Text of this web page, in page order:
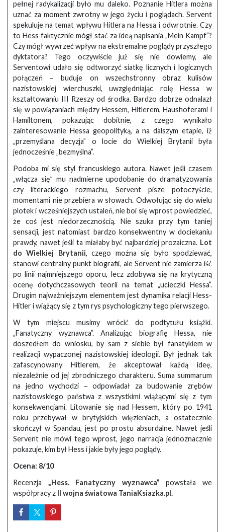
pełnej radykalizacji było mu daleko. Poznanie Hitlera można
uznać za moment zwrotny w jego życiu i poglądach. Servent
spekuluje na temat wpływu Hitlera na Hessa i odwrotnie. Czy
to Hess faktycznie mógł stać za ideą napisania „Mein Kampf”?
Czy mógł wywrzeć wpływ na ekstremalne poglądy przyszłego
dyktatora? Tego oczywiście już się nie dowiemy, ale
Serventowi udało się odtworzyć siatkę licznych i logicznych
połączeń – buduje on wszechstronny obraz kulisów
nazistowskiej wierchuszki, uwzględniając rolę Hessa w
kształtowaniu III Rzeszy od środka. Bardzo dobrze odnalazł
się w powiązaniach między Hessem, Hitlerem, Haushoferami i
Hamiltonem, pokazując dobitnie, z czego wynikało
zainteresowanie Hessa geopolityką, a na dalszym etapie, iż
„przemyślana decyzja” o locie do Wielkiej Brytanii była
jednocześnie „bezmyślna”.
Podoba mi się styl francuskiego autora. Nawet jeśli czasem
„włącza się” mu nadmierne upodobanie do dramatyzowania
czy literackiego rozmachu, Servent pisze potoczyście,
momentami nie przebiera w słowach. Odwołując się do wielu
plotek i wcześniejszych ustaleń, nie boi się wprost powiedzieć,
że coś jest niedorzecznością. Nie szuka przy tym taniej
sensacji, jest natomiast bardzo konsekwentny w dociekaniu
prawdy, nawet jeśli ta miałaby być najbardziej prozaiczna. Lot
do Wielkiej Brytanii, czego można się było spodziewać,
stanowi centralny punkt biografii, ale Servent nie zamierza iść
po linii najmniejszego oporu, lecz zdobywa się na krytyczną
ocenę dotychczasowych teorii na temat „ucieczki Hessa”.
Drugim najważniejszym elementem jest dynamika relacji Hess-
Hitler i wiążący się z tym rys psychologiczny tego pierwszego.
W tym miejscu musimy wrócić do podtytułu książki.
„Fanatyczny wyznawca”. Analizując biografię Hessa, nie
doszedłem do wniosku, by sam z siebie był fanatykiem w
realizacji wypaczonej nazistowskiej ideologii. Był jednak tak
zafascynowany Hitlerem, że akceptował każdą ideę,
niezależnie od jej zbrodniczego charakteru. Suma summarum
na jedno wychodzi – odpowiadał za budowanie zrębów
nazistowskiego państwa z wszystkimi wiążącymi się z tym
konsekwencjami. Litowanie się nad Hessem, który po 1941
roku przebywał w brytyjskich więzieniach, a ostatecznie
skończył w Spandau, jest po prostu absurdalne. Nawet jeśli
Servent nie mówi tego wprost, jego narracja jednoznacznie
pokazuje, kim był Hess i jakie były jego poglądy.
Ocena: 8/10
Recenzja „Hess. Fanatyczny wyznawca” powstała we
współpracy z II wojna światowa TaniaKsiazka.pl.